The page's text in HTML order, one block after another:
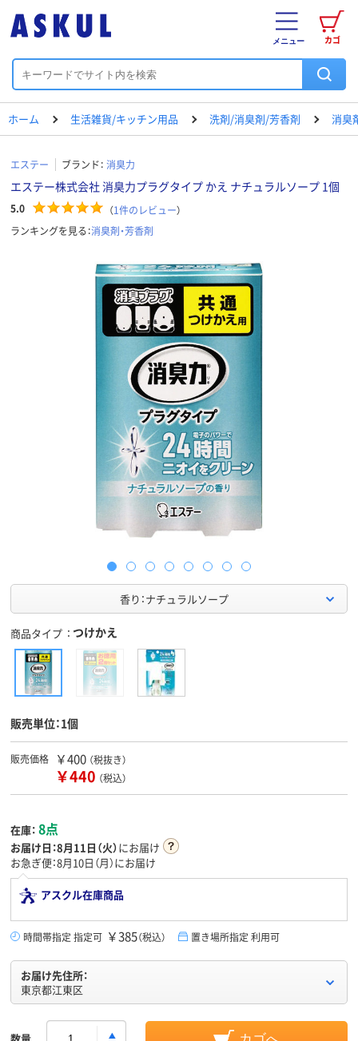
カゴ
メニュー
ホーム 生活雑貨/キッチン用品 洗剤/消臭剤/芳香剤 消臭
エステー ブランド： 消臭力
エステー株式会社 消臭力プラグタイプ かえ ナチュラルソープ 1個
5.0 （1件のレビュー）
ランキングを見る：消臭剤・芳香剤
香り：ナチュラルソープ
商品タイプ つけかえ
販売単位：1個
販売価格 ￥400 （税抜き）
￥440 （税込）
在庫： 8点
お届け日：8月11日（火）にお届け
お急ぎ便：8月10日（月）にお届け
アスクル在庫商品
時間帯指定 指定可 ￥385（税込） 置き場所指定 利用可
お届け先住所：
東京都江東区